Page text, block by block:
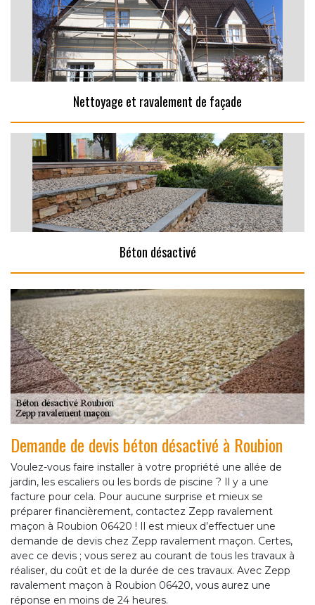
Nettoyage et ravalement de façade
Béton désactivé
Demande de devis béton désactivé à Roubion
Voulez-vous faire installer à votre propriété une allée de
jardin, les escaliers ou les bords de piscine ? Il y a une
facture pour cela. Pour aucune surprise et mieux se
préparer financièrement, contactez Zepp ravalement
maçon à Roubion 06420 ! Il est mieux d’effectuer une
demande de devis chez Zepp ravalement maçon. Certes,
avec ce devis ; vous serez au courant de tous les travaux à
réaliser, du coût et de la durée de ces travaux. Avec Zepp
ravalement maçon à Roubion 06420, vous aurez une
réponse en moins de 24 heures.